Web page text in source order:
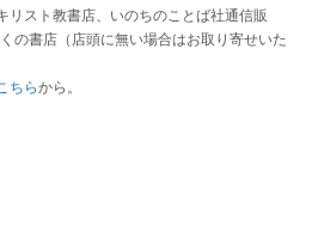
リスト教書店、いのちのことば社通信販
の書店（店頭に無い場合はお取り寄せいた
こちらから。